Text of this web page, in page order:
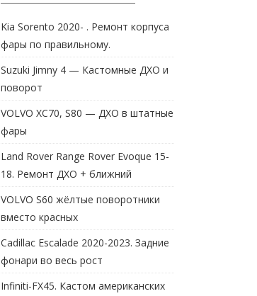
Kia Sorento 2020- . Ремонт корпуса
фары по правильному.
Suzuki Jimny 4 — Кастомные ДХО и
поворот
VOLVO XC70, S80 — ДХО в штатные
фары
Land Rover Range Rover Evoque 15-
18. Ремонт ДХО + ближний
VOLVO S60 жёлтые поворотники
вместо красных
Cadillac Escalade 2020-2023. Задние
фонари во весь рост
Infiniti-FX45. Кастом американских